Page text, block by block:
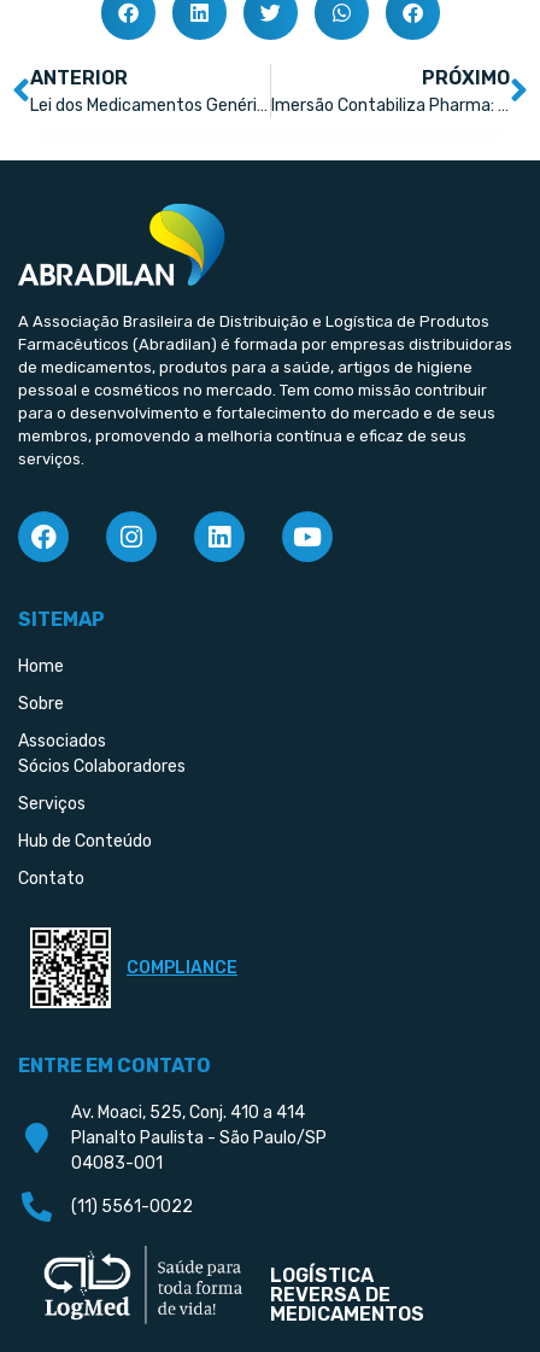
ANTERIOR
Lei dos Medicamentos Genéricos completa 25 anos; deputados avaliam impactos da norma
PRÓXIMO
Imersão Contabiliza Pharma: conheça os palestrantes e os temas da segunda edição do evento
A Associação Brasileira de Distribuição e Logística de Produtos
Farmacêuticos (Abradilan) é formada por empresas distribuidoras
de medicamentos, produtos para a saúde, artigos de higiene
pessoal e cosméticos no mercado. Tem como missão contribuir
para o desenvolvimento e fortalecimento do mercado e de seus
membros, promovendo a melhoria contínua e eficaz de seus
serviços.
SITEMAP
Home
Sobre
Associados
Sócios Colaboradores
Serviços
Hub de Conteúdo
Contato
COMPLIANCE
ENTRE EM CONTATO
Av. Moaci, 525, Conj. 410 a 414
Planalto Paulista - São Paulo/SP
04083-001
(11) 5561-0022
LOGÍSTICA
REVERSA DE
MEDICAMENTOS